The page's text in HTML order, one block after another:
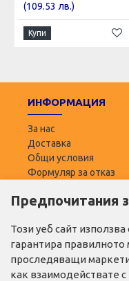
(109.53 лв.)
Купи
ИНФОРМАЦИЯ
За нас
Доставка
Общи условия
Формуляр за отказ
ПОТРЕБИТЕЛ
Моят профил
Предпочитания
Този уеб сайт
гарантира
проследяващи
как взаимодействате